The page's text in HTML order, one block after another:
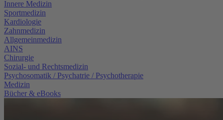
Innere Medizin
Sportmedizin
Kardiologie
Zahnmedizin
Allgemeinmedizin
AINS
Chirurgie
Sozial- und Rechtsmedizin
Psychosomatik / Psychatrie / Psychotherapie
Medizin
Bücher & eBooks